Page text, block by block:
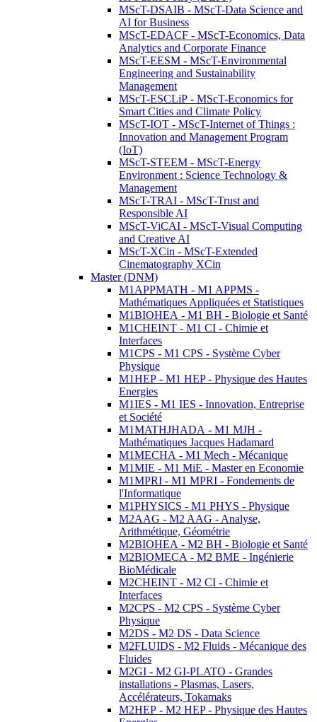
MScT-DSAIB - MScT-Data Science and
AI for Business
MScT-EDACF - MScT-Economics, Data
Analytics and Corporate Finance
MScT-EESM - MScT-Environmental
Engineering and Sustainability
Management
MScT-ESCLiP - MScT-Economics for
Smart Cities and Climate Policy
MScT-IOT - MScT-Internet of Things :
Innovation and Management Program
(IoT)
MScT-STEEM - MScT-Energy
Environment : Science Technology &
Management
MScT-TRAI - MScT-Trust and
Responsible AI
MScT-ViCAI - MScT-Visual Computing
and Creative AI
MScT-XCin - MScT-Extended
Cinematography XCin
Master (DNM)
M1APPMATH - M1 APPMS -
Mathématiques Appliquées et Statistiques
M1BIOHEA - M1 BH - Biologie et Santé
M1CHEINT - M1 CI - Chimie et
Interfaces
M1CPS - M1 CPS - Système Cyber
Physique
M1HEP - M1 HEP - Physique des Hautes
Energies
M1IES - M1 IES - Innovation, Entreprise
et Société
M1MATHJHADA - M1 MJH -
Mathématiques Jacques Hadamard
M1MECHA - M1 Mech - Mécanique
M1MIE - M1 MiE - Master en Economie
M1MPRI - M1 MPRI - Fondements de
l'Informatique
M1PHYSICS - M1 PHYS - Physique
M2AAG - M2 AAG - Analyse,
Arithmétique, Géométrie
M2BIOHEA - M2 BH - Biologie et Santé
M2BIOMECA - M2 BME - Ingénierie
BioMédicale
M2CHEINT - M2 CI - Chimie et
Interfaces
M2CPS - M2 CPS - Système Cyber
Physique
M2DS - M2 DS - Data Science
M2FLUIDS - M2 Fluids - Mécanique des
Fluides
M2GI - M2 GI-PLATO - Grandes
installations - Plasmas, Lasers,
Accélérateurs, Tokamaks
M2HEP - M2 HEP - Physique des Hautes